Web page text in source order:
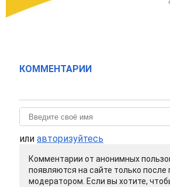
КОММЕНТАРИИ
или авторизуйтесь
Комментарии от анонимных
появляются на сайте только после
модератором. Если вы хотите,